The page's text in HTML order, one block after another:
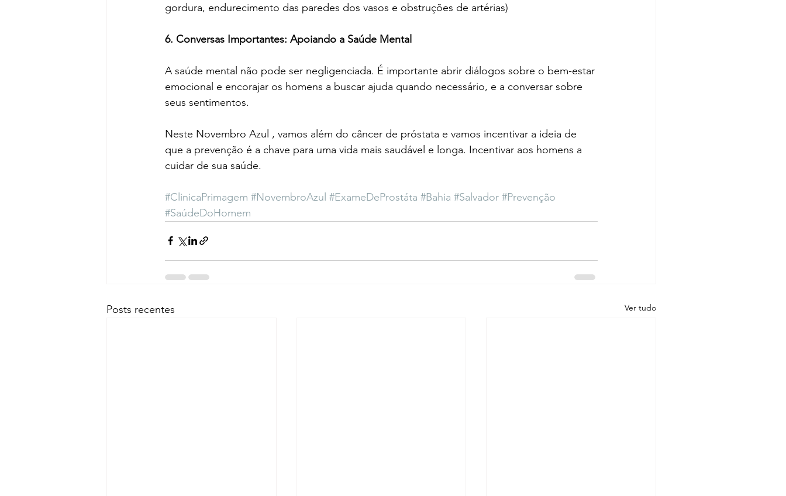
gordura, endurecimento das paredes dos vasos e obstruções de artérias)
6. Conversas Importantes: Apoiando a Saúde Mental
A saúde mental não pode ser negligenciada. É importante abrir diálogos sobre o bem-estar
emocional e encorajar os homens a buscar ajuda quando necessário, e a conversar sobre
seus sentimentos.
Neste Novembro Azul , vamos além do câncer de próstata e vamos incentivar a ideia de
que a prevenção é a chave para uma vida mais saudável e longa. Incentivar aos homens a
cuidar de sua saúde.
#ClinicaPrimagem #NovembroAzul #ExameDeProstáta #Bahia #Salvador #Prevenção
#SaúdeDoHomem
Posts recentes Ver tudo